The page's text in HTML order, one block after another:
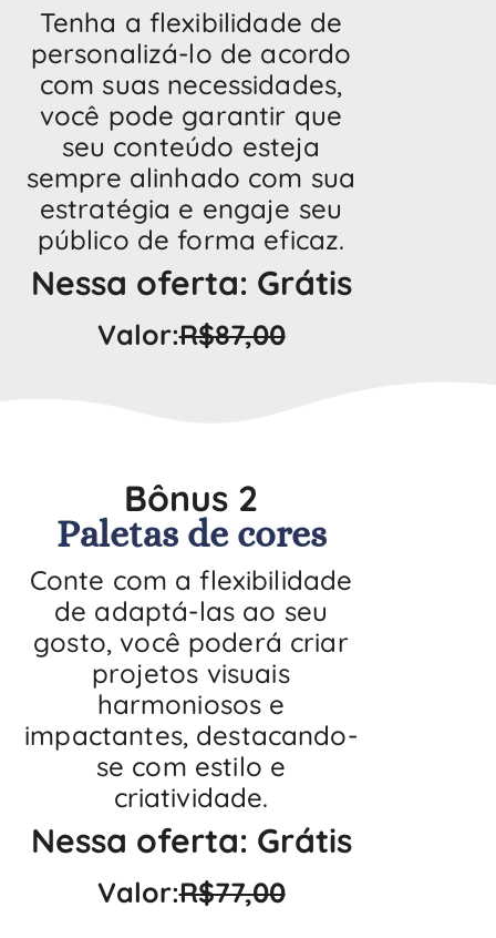
Tenha a flexibilidade de
personalizá-lo de acordo
com suas necessidades,
você pode garantir que
seu conteúdo esteja
sempre alinhado com sua
estratégia e engaje seu
público de forma eficaz.
Nessa oferta: Grátis
Valor:R$87,00
Bônus 2
Paletas de cores
Conte com a flexibilidade
de adaptá-las ao seu
gosto, você poderá criar
projetos visuais
harmoniosos e
impactantes, destacando-
se com estilo e
criatividade.
Nessa oferta: Grátis
Valor:R$77,00